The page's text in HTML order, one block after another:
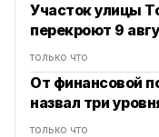
Участок улицы
перекроют 9
только что
От финансовой
назвал три
только что